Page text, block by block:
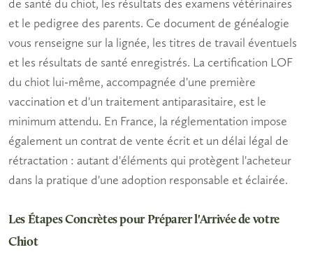
de santé du chiot, les résultats des examens vétérinaires
et le pedigree des parents. Ce document de généalogie
vous renseigne sur la lignée, les titres de travail éventuels
et les résultats de santé enregistrés. La certification LOF
du chiot lui-même, accompagnée d'une première
vaccination et d'un traitement antiparasitaire, est le
minimum attendu. En France, la réglementation impose
également un contrat de vente écrit et un délai légal de
rétractation : autant d'éléments qui protègent l'acheteur
dans la pratique d'une adoption responsable et éclairée.
Les Étapes Concrètes pour Préparer l'Arrivée de votre
Chiot